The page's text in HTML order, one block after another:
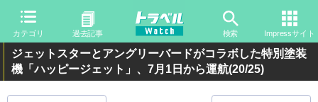
カテゴリ 過去記事 検索 Impressサイト
ジェットスターとアングリーバードがコラボした特別塗装
機「ハッピージェット」、7月1日から運航(20/25)